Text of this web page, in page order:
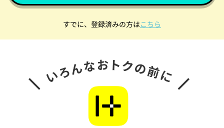
すでに、登録済みの方はこちら